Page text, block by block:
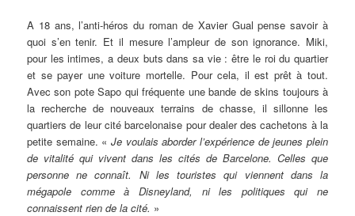
A 18 ans, l’anti-héros du roman de Xavier Gual pense savoir à
quoi s’en tenir. Et il mesure l’ampleur de son ignorance. Miki,
pour les intimes, a deux buts dans sa vie : être le roi du quartier
et se payer une voiture mortelle. Pour cela, il est prêt à tout.
Avec son pote Sapo qui fréquente une bande de skins toujours à
la recherche de nouveaux terrains de chasse, il sillonne les
quartiers de leur cité barcelonaise pour dealer des cachetons à la
petite semaine. «Je voulais aborder l’expérience de jeunes plein
de vitalité qui vivent dans les cités de Barcelone. Celles que
personne ne connaît. Ni les touristes qui viennent dans la
mégapole comme à Disneyland, ni les politiques qui ne
connaissent rien de la cité. »